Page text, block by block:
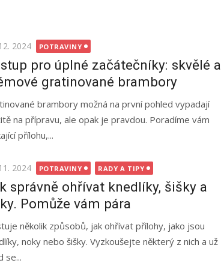
2024 POTRAVINY
pro úplné začátečníky: skvělé a
gratinované brambory
brambory možná na první pohled vypadají
na přípravu, ale opak je pravdou. Poradíme vám
přílohu,...
2024 POTRAVINY RADY A TIPY
správně ohřívat knedlíky, šišky a
Pomůže vám pára
několik způsobů, jak ohřívat přílohy, jako jsou
noky nebo šišky. Vyzkoušejte některý z nich a už
se...